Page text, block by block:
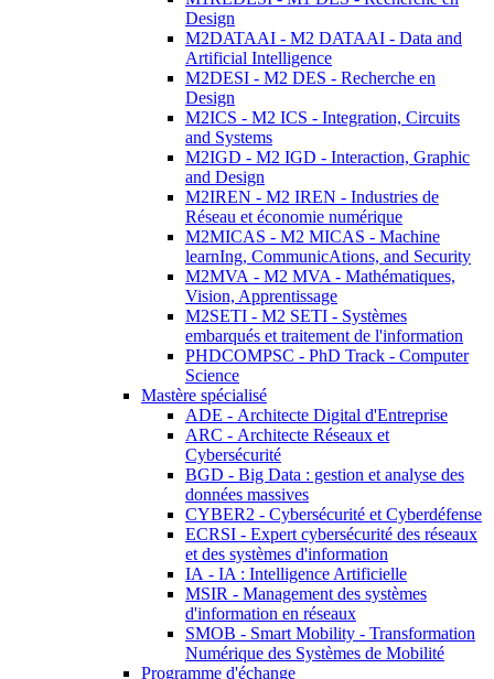
Design
M2DATAAI - M2 DATAAI - Data and
Artificial Intelligence
M2DESI - M2 DES - Recherche en
Design
M2ICS - M2 ICS - Integration, Circuits
and Systems
M2IGD - M2 IGD - Interaction, Graphic
and Design
M2IREN - M2 IREN - Industries de
Réseau et économie numérique
M2MICAS - M2 MICAS - Machine
learnIng, CommunicAtions, and Security
M2MVA - M2 MVA - Mathématiques,
Vision, Apprentissage
M2SETI - M2 SETI - Systèmes
embarqués et traitement de l'information
PHDCOMPSC - PhD Track - Computer
Science
Mastère spécialisé
ADE - Architecte Digital d'Entreprise
ARC - Architecte Réseaux et
Cybersécurité
BGD - Big Data : gestion et analyse des
données massives
CYBER2 - Cybersécurité et Cyberdéfense
ECRSI - Expert cybersécurité des réseaux
et des systèmes d'information
IA - IA : Intelligence Artificielle
MSIR - Management des systèmes
d'information en réseaux
SMOB - Smart Mobility - Transformation
Numérique des Systèmes de Mobilité
Programme d'échange